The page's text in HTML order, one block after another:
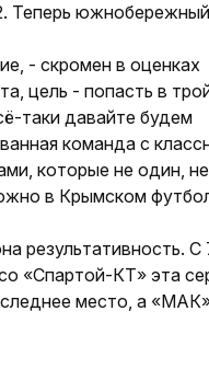
Теперь
- скромен в оценках
цель - попасть в
таки давайте будем
команда с
которые не один,
в Крымском
результативность. С
«Спартой-КТ» эта
место, а